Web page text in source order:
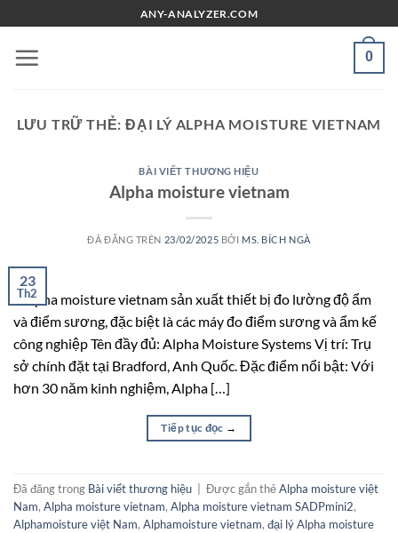
đến
nội
ANY-ANALYZER.COM
0
LƯU TRỮ THẺ:ĐẠI LÝ ALPHA MOISTURE VIETNAM
BÀI VIẾT THƯƠNG HIỆU
Alpha moisture vietnam
ĐÃ ĐĂNG TRÊN 23/02/2025 BỞI MS. BÍCH NGÀ
23
Th2
Alpha moisture vietnam sản xuất thiết bị đo lường độ ẩm
và điểm sương, đặc biệt là các máy đo điểm sương và ẩm kế
công nghiệp Tên đầy đủ: Alpha Moisture Systems Vị trí: Trụ
sở chính đặt tại Bradford, Anh Quốc. Đặc điểm nổi bật: Với
hơn 30 năm kinh nghiệm, Alpha […]
Tiếp tục đọc →
Đã đăng trong Bài viết thương hiệu Được gắn thẻAlpha moisture việt
Nam, Alpha moisture vietnam, Alpha moisture vietnam SADPmini2,
Alphamoisture việt Nam, Alphamoisture vietnam, đại lý Alpha moisture